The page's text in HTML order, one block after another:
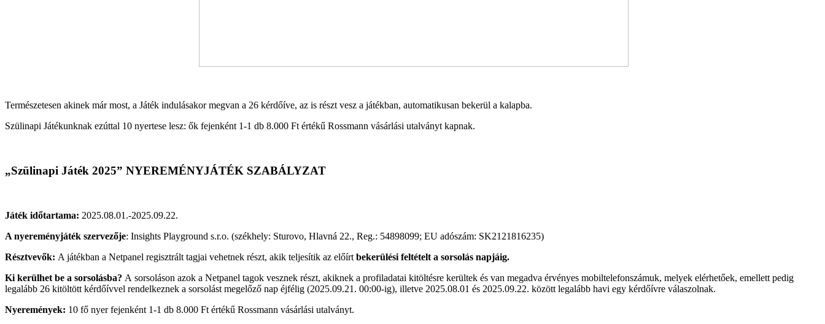
Természetesen akinek már most, a Játék indulásakor megvan a 26 kérdőíve, az is részt vesz a játékban, automatikusan bekerül a kalapba.
Szülinapi Játékunknak ezúttal 10 nyertese lesz: ők fejenként 1-1 db 8.000 Ft értékű Rossmann vásárlási utalványt kapnak.
„Szülinapi Játék 2025” NYEREMÉNYJÁTÉK SZABÁLYZAT
Játék időtartama: 2025.08.01.-2025.09.22.
A nyereményjáték szervezője: Insights Playground s.r.o. (székhely: Sturovo, Hlavná 22., Reg.: 54898099; EU adószám: SK2121816235)
Résztvevők: A játékban a Netpanel regisztrált tagjai vehetnek részt, akik teljesítik az előírt bekerülési feltételt a sorsolás napjáig.
Ki kerülhet be a sorsolásba? A sorsoláson azok a Netpanel tagok vesznek részt, akiknek a profiladatai kitöltésre kerültek és van megadva érvényes mobiltelefonszámuk, melyek elérhetőek, emellett pedig
legalább 26 kitöltött kérdőívvel rendelkeznek a sorsolást megelőző nap éjfélig (2025.09.21. 00:00-ig), illetve 2025.08.01 és 2025.09.22. között legalább havi egy kérdőívre válaszolnak.
Nyeremények: 10 fő nyer fejenként 1-1 db 8.000 Ft értékű Rossmann vásárlási utalványt.